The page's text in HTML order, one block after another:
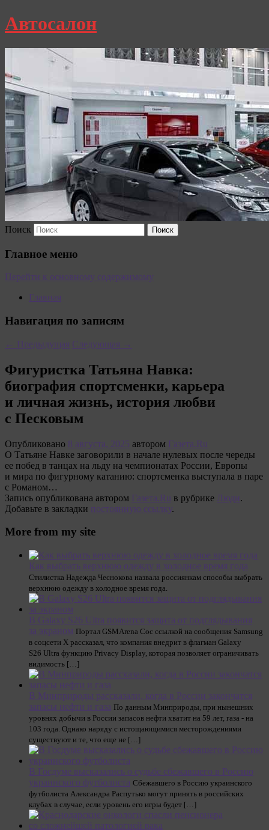
Автосалон
Поиск
Главное меню
Перейти к основному содержимому
Главная
Навигация по записям
← Предыдущая Следующая →
Фигуристка Татьяна Навка:
биография спортсменки, карьера
и личная жизнь, история любви
с Песковым
Опубликовано 8 августа, 2025 автором Газета.Ru
О Татьяне Навке заговорили в начале нулевых после череды
ее побед в танцах на льду на чемпионатах России, Европы
и мира по фигурному катанию: спортсменка выступала в паре
с Романом…
Запись опубликована автором Газета.Ru в рубрике Люди.
Добавьте в закладки постоянную ссылку.
More from my site
Как выбрать верхнюю одежду в холодное время года
Стилистка Надежда Чеснокова назвала россиянкам способы выбрать
верхнюю одежду в холодное время года.
В Galaxy S26 Ultra появится защита от подглядывания
за экраном Портал GSMArena Сос ссылкой на сообщения Samsung
в соцсети Х рассказал, что компания внедрит в флагман Galaxy
S26 Ultra функцию Privacy Display, которая позволяет ограничивать
видимость […]
В Минприроды рассказали, когда в России закончатся
запасы нефти и газа По данным Минприроды, при нынешних
уровнях добычи в России запасов нефти хватит на 59 лет, газа - на
103 года. Однако наряду с истощающимися месторождениями
существуют и те, что еще не […]
В Госдуме высказались о судьбе сбежавшего в Россию
украинского футболиста Сбежавшего в Россию украинского
футболиста Александра Распутько могут принять в российских
клубах в случае, если уровень его игры будет […]